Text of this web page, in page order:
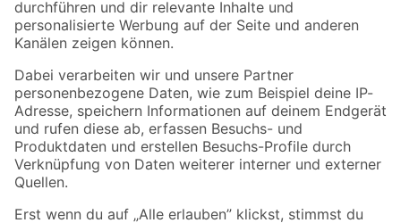
Folge uns
Zahlungsarten Versandarten
Sicher einkaufen